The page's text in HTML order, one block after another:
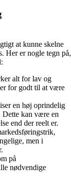
at kunne skelne
Her er nogle tegn på,
alt for lav og
for godt til at være
en høj oprindelig
Dette kan være en
end der reelt er.
men i
på
nødvendige